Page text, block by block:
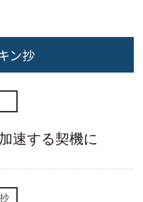
ン抄
速する契機に